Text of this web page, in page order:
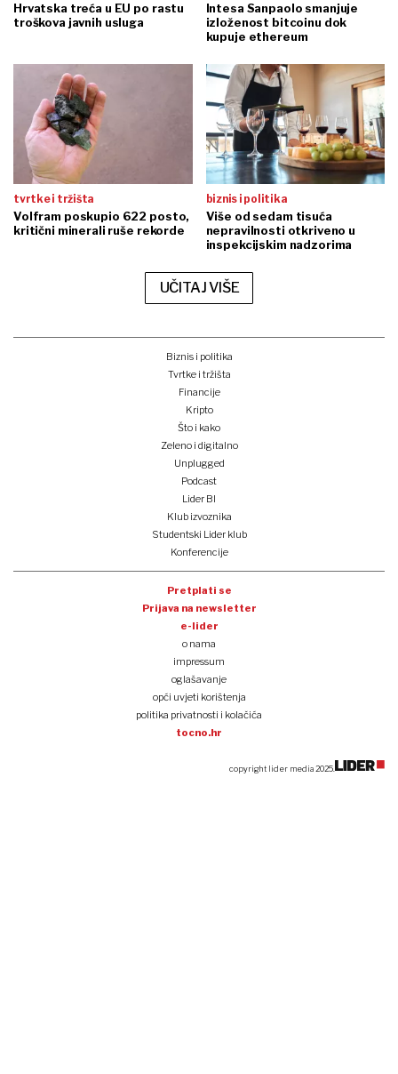
Hrvatska treća u EU po rastu
troškova javnih usluga
Intesa Sanpaolo smanjuje
izloženost bitcoinu dok
kupuje ethereum
tvrtke i tržišta
Volfram poskupio 622 posto,
kritični minerali ruše rekorde
biznis i politika
Više od sedam tisuća
nepravilnosti otkriveno u
inspekcijskim nadzorima
UČITAJ VIŠE
Biznis i politika
Tvrtke i tržišta
Financije
Kripto
Što i kako
Zeleno i digitalno
Unplugged
Podcast
Lider BI
Klub izvoznika
Studentski Lider klub
Konferencije
Pretplati se
Prijava na newsletter
e-lider
o nama
impressum
oglašavanje
opći uvjeti korištenja
politika privatnosti i kolačića
tocno.hr
copyright lider media 2025.